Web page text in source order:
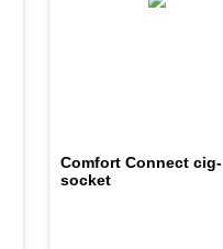
Comfort Connect cig-
socket